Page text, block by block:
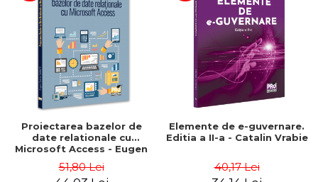
Proiectarea bazelor de
date relationale cu
Microsoft Access - Eugen
51,80 Lei
Elemente de e-guvernare.
Editia a II-a - Catalin Vrabie
40,17 Lei